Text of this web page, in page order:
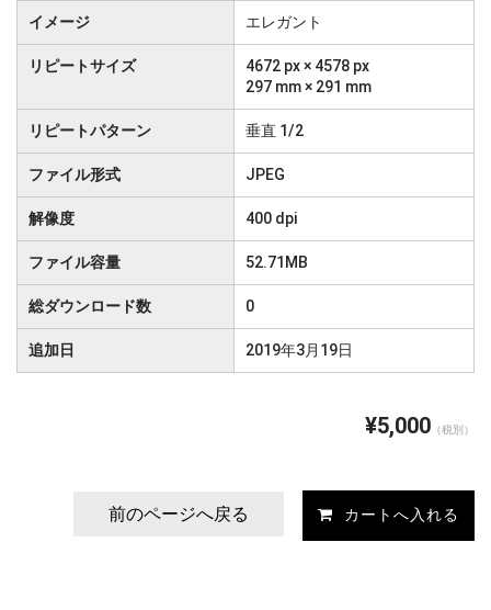
イメージ エレガント
リピートサイズ
4672 px × 4578 px
297 mm × 291 mm
リピートパターン 垂直 1/2
ファイル形式 JPEG
解像度 400 dpi
ファイル容量 52.71MB
総ダウンロード数 0
追加日 2019年3月19日
¥5,000 （税別）
前のページへ戻る